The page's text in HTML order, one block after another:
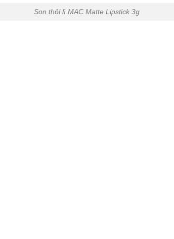
Son thỏi lì MAC Matte Lipstick 3g